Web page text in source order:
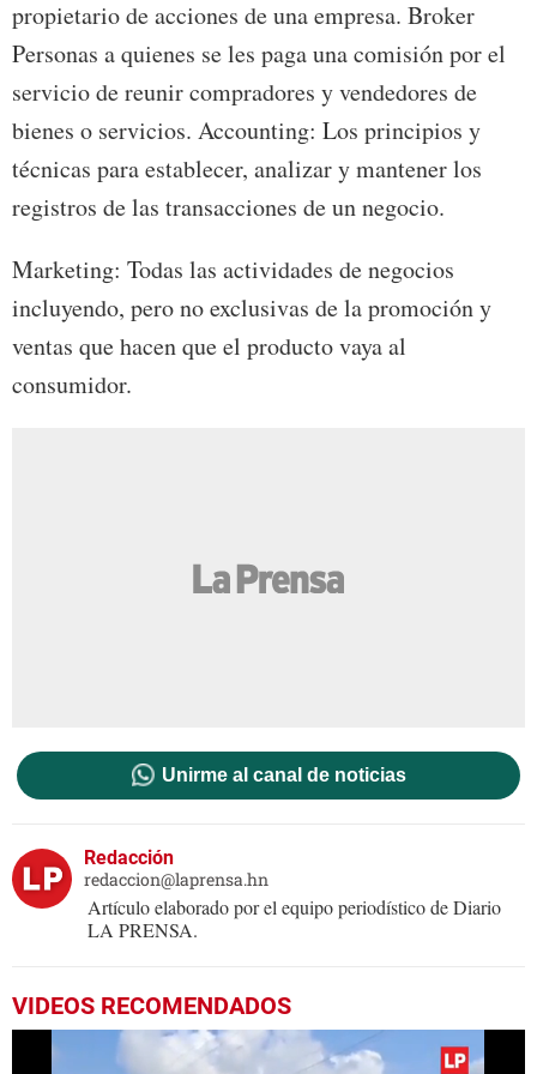
propietario de acciones de una empresa. Broker
Personas a quienes se les paga una comisión por el
servicio de reunir compradores y vendedores de
bienes o servicios. Accounting: Los principios y
técnicas para establecer, analizar y mantener los
registros de las transacciones de un negocio.
Marketing: Todas las actividades de negocios
incluyendo, pero no exclusivas de la promoción y
ventas que hacen que el producto vaya al
consumidor.
Unirme al canal de noticias
Redacción
redaccion@laprensa.hn
Artículo elaborado por el equipo periodístico de Diario
LA PRENSA.
VIDEOS RECOMENDADOS